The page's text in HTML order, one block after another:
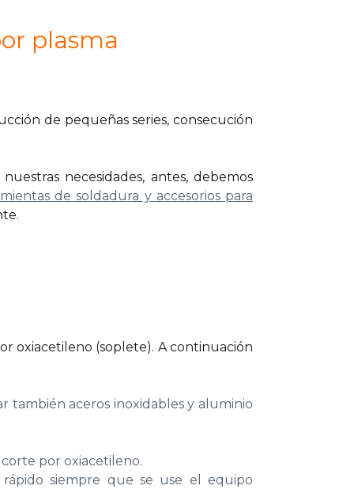
plasma
de pequeñas series, consecución
necesidades, antes, debemos
de soldadura y accesorios para
oxiacetileno (soplete). A continuación
también aceros inoxidables y aluminio
por oxiacetileno.
siempre que se use el equipo